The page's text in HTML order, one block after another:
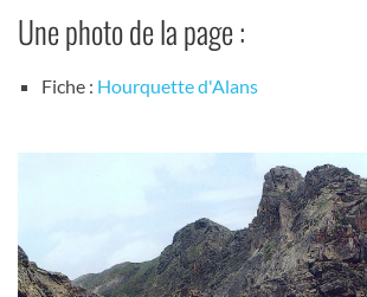
Une photo de la page :
Fiche : Hourquette d'Alans